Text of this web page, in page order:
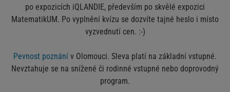
po expozicích iQLANDIE, především po skvělé expozici
MatematikUM. Po vyplnění kvízu se dozvíte tajné heslo i místo
vyzvednutí cen. :-)
Pevnost poznání v Olomouci. Sleva platí na základní vstupné.
Nevztahuje se na snížené či rodinné vstupné nebo doprovodný
program.